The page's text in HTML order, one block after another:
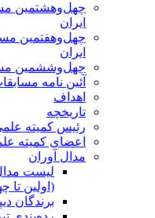
چهل‌و‌هشتمین
ایران
چهل‌و‌هفتمین
ایران
چهل‌و‌ششمین
آئین نامه
اهداف
تاریخچه
رئیس کمیته
اعضای کمیته
مدال آوران
لیست
(اولین
برندگان